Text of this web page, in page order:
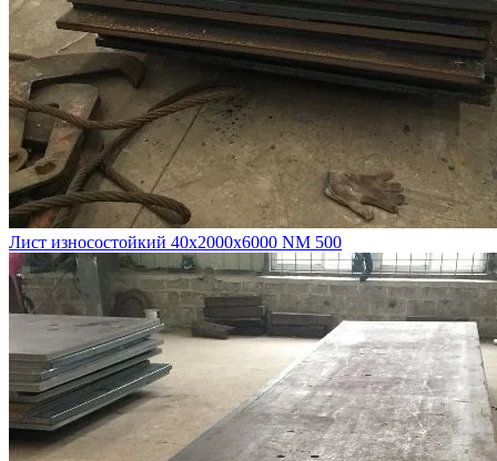
Лист износостойкий 40х2000х6000 NM 500